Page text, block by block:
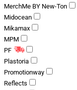
MerchMe BY New-Ton
Midocean
Mikamax
MPM
PF
Plastoria
Promotionway
Reflects